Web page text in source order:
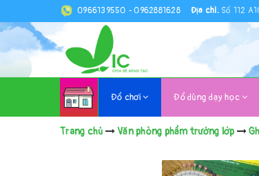
0966139550 -0962881628 Địa chỉ: Số 112
Đồ chơi Đồ dùng dạy học
Trang chủ Văn phòng phẩm trường lớp